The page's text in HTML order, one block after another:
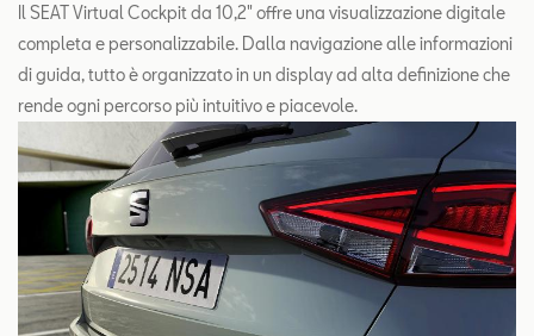
Il SEAT Virtual Cockpit da 10,2" offre una visualizzazione digitale
completa e personalizzabile. Dalla navigazione alle informazioni
di guida, tutto è organizzato in un display ad alta definizione che
rende ogni percorso più intuitivo e piacevole.